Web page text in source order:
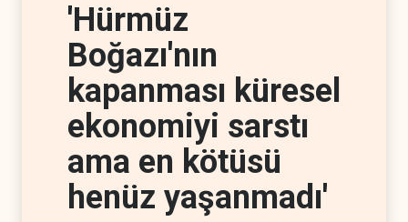
'Hürmüz
Boğazı'nın
kapanması küresel
ekonomiyi sarstı
ama en kötüsü
henüz yaşanmadı'